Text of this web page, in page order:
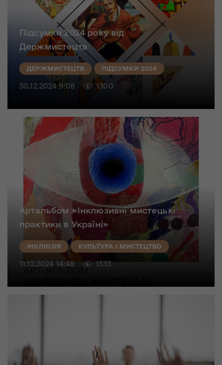
Підсумки 2024 року від
Держмистецтв
ДЕРЖМИСТЕЦТВ ПІДСУМКИ 2024
30.12.2024 9:08 1300
Артальбом «Інклюзивні мистецькі
практики в Україні»
ІНКЛЮЗІЯ КУЛЬТУРА І МИСТЕЦТВО
11.12.2024 14:48 1333